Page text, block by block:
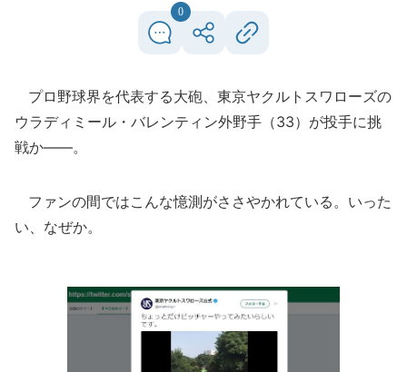
0
プロ野球界を代表する大砲、東京ヤクルトスワローズの
ウラディミール・バレンティン外野手（33）が投手に挑
戦か――。
ファンの間ではこんな憶測がささやかれている。いった
い、なぜか。